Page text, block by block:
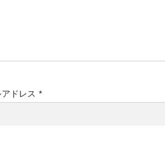
ドレス *必